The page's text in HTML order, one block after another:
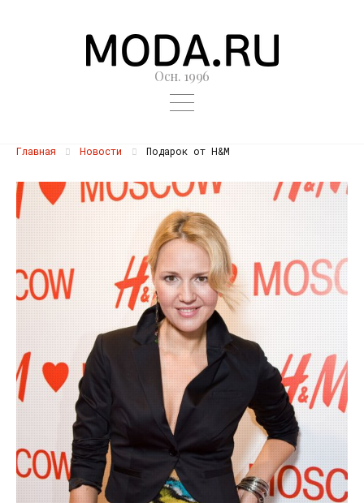
Осн. 1996
Главная Новости Подарок от H&M